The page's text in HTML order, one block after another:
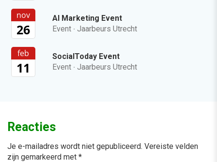
nov
26
AI Marketing Event
Event · Jaarbeurs Utrecht
feb
11
SocialToday Event
Event · Jaarbeurs Utrecht
Reacties
Je e-mailadres wordt niet gepubliceerd. Vereiste velden
zijn gemarkeerd met *